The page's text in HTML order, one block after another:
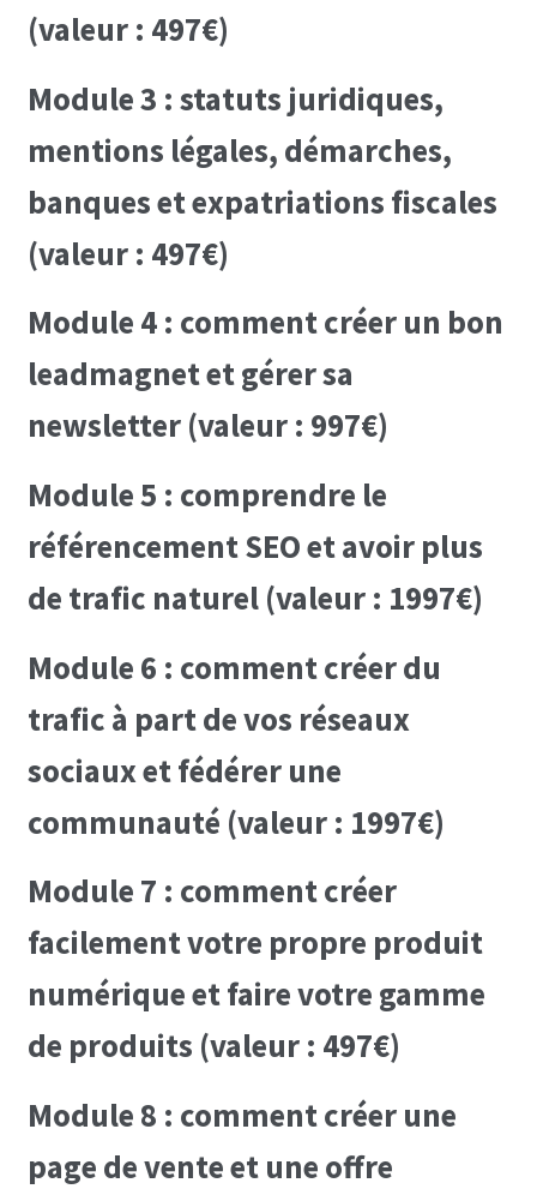
(valeur : 497€)
Module 3 : statuts juridiques,
mentions légales, démarches,
banques et expatriations fiscales
(valeur : 497€)
Module 4 : comment créer un bon
leadmagnet et gérer sa
newsletter (valeur : 997€)
Module 5 : comprendre le
référencement SEO et avoir plus
de trafic naturel (valeur : 1997€)
Module 6 : comment créer du
trafic à part de vos réseaux
sociaux et fédérer une
communauté (valeur : 1997€)
Module 7 : comment créer
facilement votre propre produit
numérique et faire votre gamme
de produits (valeur : 497€)
Module 8 : comment créer une
page de vente et une offre